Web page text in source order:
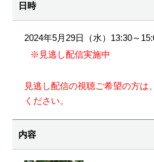
日時
2024年5月29日（水）13:30～
※見逃し配信実施中
見逃し配信の視聴ご希望の方は、
ください。
内容